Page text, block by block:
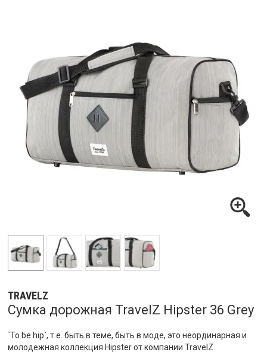
TRAVELZ
Сумка дорожная TravelZ Hipster 36 Grey
`To be hip`, т.е. быть в теме, быть в моде, это неординарная и
молодежная коллекция Hipster от компании TravelZ.